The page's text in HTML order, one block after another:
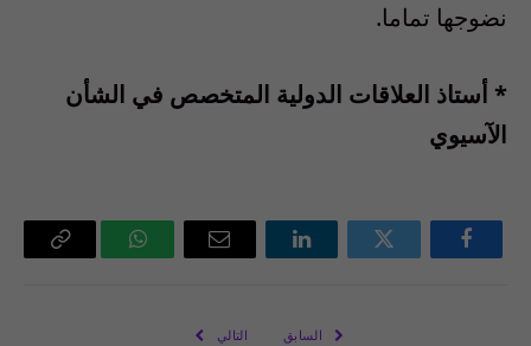
نضوجها تماما.
* أستاذ العلاقات الدولية المتخصص في الشأن
الآسيوي
فيسبوك تويتر لينكدإن
البريد
واتساب Copy
السابق التالي